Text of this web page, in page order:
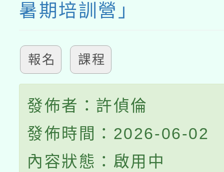
暑期培訓營」
報名 課程
發佈者：許偵倫
發佈時間：2026-06-02
內容狀態：啟用中